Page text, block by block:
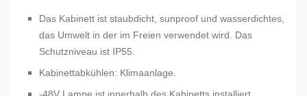
Das Kabinett ist staubdicht, sunproof und wasserdichtes,
das Umwelt in der im Freien verwendet wird. Das
Schutzniveau ist IP55.
Kabinettabkühlen: Klimaanlage.
-48V Lampe ist innerhalb des Kabinetts installiert.